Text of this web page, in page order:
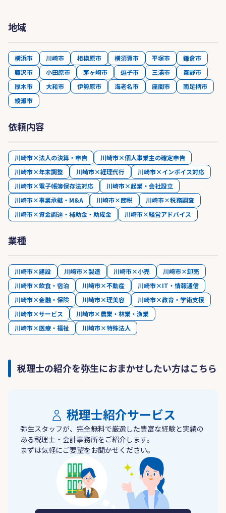
地域
横浜市 川崎市 相模原市 横須賀市 平塚市
鎌倉市
藤沢市
小田原市 茅ヶ崎市 逗子市 三浦市
秦野市
厚木市
大和市 伊勢原市 海老名市 座間市
南足柄市
綾瀬市
依頼内容
川崎市×法人の決算・申告
川崎市×個人事業主の確定申告
川崎市×年末調整
川崎市×経理代行
川崎市×インボイス対応
川崎市×電子帳簿保存法対応
川崎市×起業・会社設立
川崎市×事業承継・M&A
川崎市×節税
川崎市×税務調査
川崎市×資金調達・補助金・助成金
川崎市×経営アドバイス
業種
川崎市×建設 川崎市×製造 川崎市×小売
川崎市×卸売
川崎市×飲食・宿泊
川崎市×不動産
川崎市×IT・情報通信
川崎市×金融・保険
川崎市×理美容
川崎市×教育・学術支援
川崎市×サービス
川崎市×農業・林業・漁業
川崎市×医療・福祉
川崎市×特殊法人
税理士の紹介を弥生におまかせしたい方はこちら
税理士紹介サービス
弥生スタッフが、完全無料で厳選した豊富な経験と実績の
ある税理士・会計事務所をご紹介します。
まずは気軽にご要望をお聞かせください。